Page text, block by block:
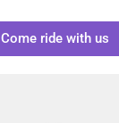
Come ride with us